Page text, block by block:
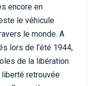
encore en
le véhicule
le monde. A
lors de l’été 1944,
de la libération
retrouvée